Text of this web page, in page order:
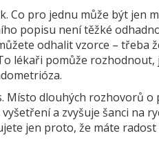
Co pro jednu může být
popisu není těžké
odhalit vzorce – třeba
lékaři pomůže
Místo dlouhých rozhovorů
a zvyšuje šanci na
jen proto, že máte